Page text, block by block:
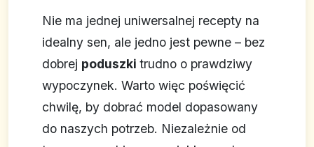
Nie ma jednej uniwersalnej recepty na
idealny sen, ale jedno jest pewne – bez
dobrej poduszki trudno o prawdziwy
wypoczynek. Warto więc poświęcić
chwilę, by dobrać model dopasowany
do naszych potrzeb. Niezależnie od